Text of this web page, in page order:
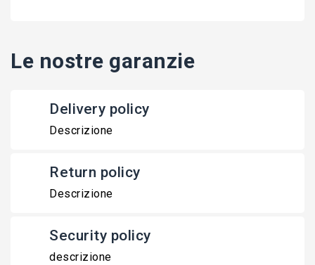
Le nostre garanzie
Delivery policy
Descrizione
Return policy
Descrizione
Security policy
descrizione